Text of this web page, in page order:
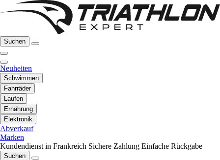
Suchen
Neuheiten
Schwimmen
Fahrräder
Laufen
Ernährung
Elektronik
Abverkauf
Marken
Kundendienst in Frankreich Sichere Zahlung Einfache Rückgabe
Suchen